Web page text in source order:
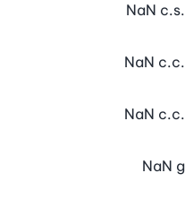
NaN c.s.
NaN c.c.
NaN c.c.
NaN g